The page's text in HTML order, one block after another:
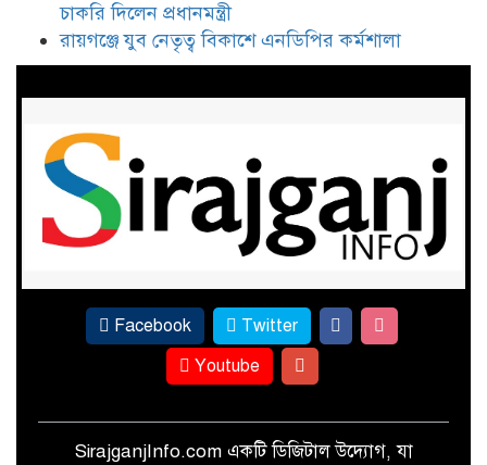
পা দিয়ে স্নাতকোত্তর, সিরাজগঞ্জের
নীলাকে সরকারি চাকরি দিলেন
কর্মশালা
চাকরি দিলেন প্রধানমন্ত্রী
রায়গঞ্জে যুব নেতৃত্ব বিকাশে এনডিপির কর্মশালা
Facebook
Twitter
Youtube
SirajganjInfo.com একটি ডিজিটাল উদ্যোগ, যা